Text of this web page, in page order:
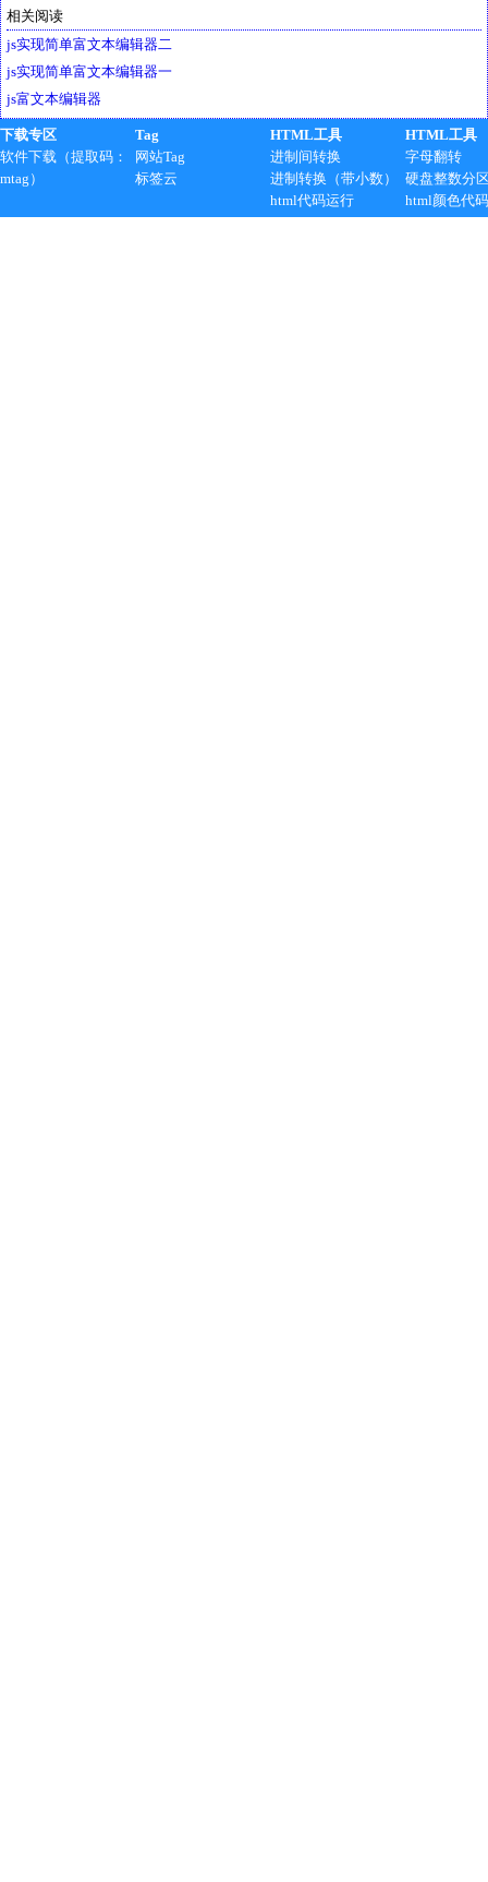
相关阅读
js实现简单富文本编辑器二
js实现简单富文本编辑器一
js富文本编辑器
下载专区
软件下载（提取码：
mtag）
Tag
网站Tag
标签云
HTML工具
进制间转换
进制转换（带小数）
html代码运行
HTML工具
字母翻转
硬盘整数分
html颜色代码